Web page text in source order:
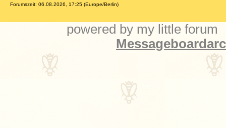
Forumszeit: 06.08.2026, 17:25 (Europe/Berlin)
powered by my little forum